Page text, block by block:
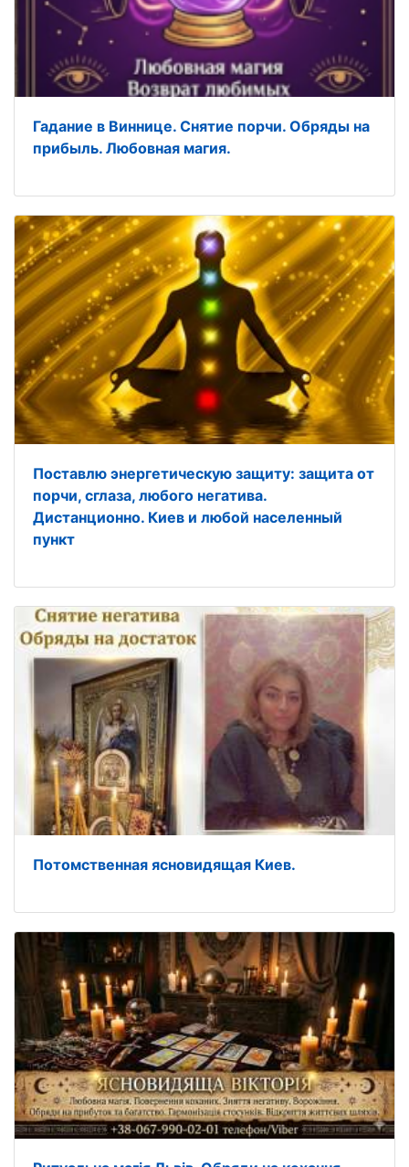
Гадание в Виннице. Снятие порчи. Обряды на
прибыль. Любовная магия.
Поставлю энергетическую защиту: защита от
порчи, сглаза, любого негатива.
Дистанционно. Киев и любой населенный
пункт
Потомственная ясновидящая Киев.